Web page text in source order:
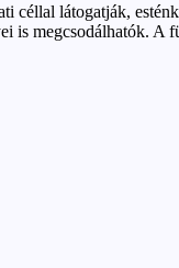
látogatják,
megcsodálhatók. A